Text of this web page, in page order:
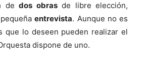
dedos obrasde libre elección,
pequeñaentrevista. Aunque no es
que lo deseen pueden realizar el
dispone de uno.